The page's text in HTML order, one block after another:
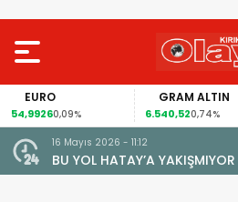
EURO
54,99260,09%
GRAM ALTIN
6.540,520,74%
Amik
16 Mayıs 2026 - 11:12
BU YOL HATAY’A YAKIŞMIYOR